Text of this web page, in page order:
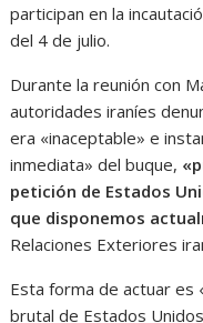
participan en la
del 4 de julio.
Durante la reunión con
autoridades iraníes
era «inaceptable» e
inmediata» del buque,
petición de Estados
que disponemos
Relaciones Exteriores
Esta forma de actuar es
brutal de Estados